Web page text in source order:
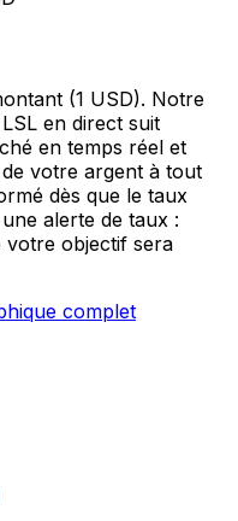
(1 USD). Notre
en direct suit
en temps réel et
votre argent à tout
dès que le taux
alerte de taux :
votre objectif sera
complet